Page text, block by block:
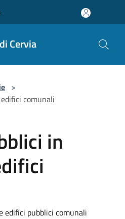
Cervia
>
comunali
in
edifici pubblici comunali